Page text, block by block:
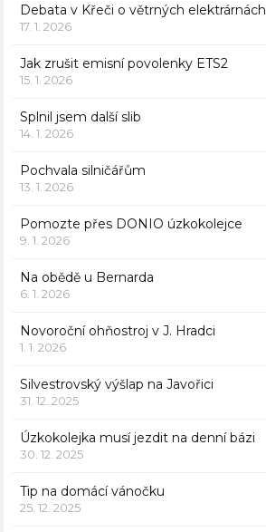
Debata v Křeči o větrných elektrárnách
17. 1. 2026
Jak zrušit emisní povolenky ETS2
15. 1. 2026
Splnil jsem další slib
14. 1. 2026
Pochvala silničářům
13. 1. 2026
Pomozte přes DONIO úzkokolejce
9. 1. 2026
Na obědě u Bernarda
6. 1. 2026
Novoroční ohňostroj v J. Hradci
1. 1. 2026
Silvestrovský výšlap na Javořici
31. 12. 2025
Úzkokolejka musí jezdit na denní bázi
30. 12. 2025
Tip na domácí vánočku
25. 12. 2025